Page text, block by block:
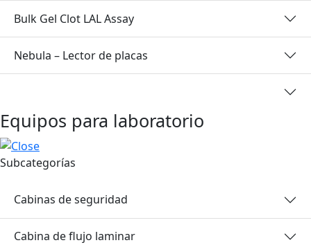
Bulk Gel Clot LAL Assay
Nebula – Lector de placas
Equipos para laboratorio
Subcategorías
Cabinas de seguridad
Cabina de flujo laminar